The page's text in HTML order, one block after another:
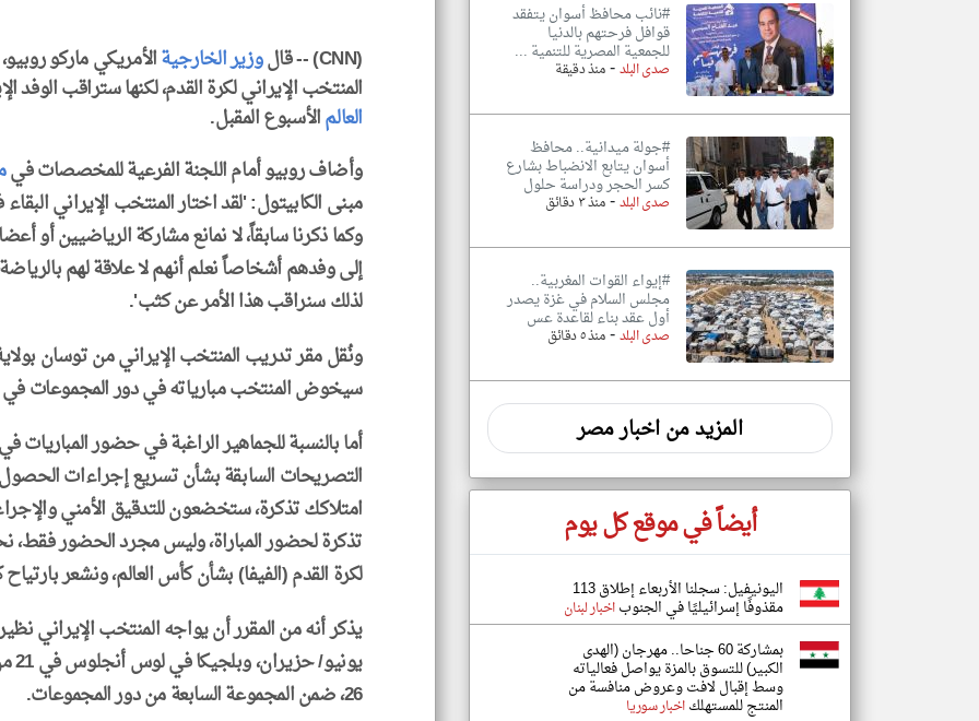
(CNN) -- قال وزير الخارجيةالأمريكي ماركو
المنتخب الإيراني لكرة القدم، لكنها ستراقب
العالمالأسبوع المقبل.
وأضاف روبيو أمام اللجنة الفرعية للمخصصات في
مبنى الكابيتول: 'لقد اختار المنتخب الإيراني
وكما ذكرنا سابقاً، لا نمانع مشاركة الرياضيين
إلى وفدهم أشخاصاً نعلم أنهم لا علاقة لهم
لذلك سنراقب هذا الأمر عن كثب'.
ونُقل مقر تدريب المنتخب الإيراني من توسان
سيخوض المنتخب مبارياته في دور المجموعات
أما بالنسبة للجماهير الراغبة في حضور المباريات
التصريحات السابقة بشأن تسريع إجراءات
امتلاكك تذكرة، ستخضعون للتدقيق الأمني
تذكرة لحضور المباراة، وليس مجرد الحضور
لكرة القدم (الفيفا) بشأن كأس العالم، ونشعر
26، ضمن المجموعة السابعة من دور المجموعات.
#نائب محافظ أسوان يتفقد
قوافل فرحتهم بالدنيا
للجمعية المصرية للتنمية ...
صدى البلد-منذ دقيقة
#جولة ميدانية.. محافظ
أسوان يتابع الانضباط بشارع
كسر الحجر ودراسة حلول
صدى البلد-منذ ٣ دقائق
#إيواء القوات المغربية..
مجلس السلام في غزة يصدر
أول عقد بناء لقاعدة عس
صدى البلد-منذ ٥ دقائق
المزيد من اخبار مصر
أيضاً في موقع كل يوم
اليونيفيل: سجلنا الأربعاء إطلاق 113
مقذوفًا إسرائيليًا في الجنوباخبار لبنان
بمشاركة 60 جناحا.. مهرجان (الهدى
الكبير) للتسوق بالمزة يواصل فعالياته
وسط إقبال لافت وعروض منافسة من
المنتج للمستهلكاخبار سوريا